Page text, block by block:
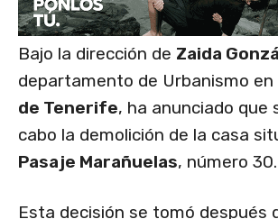
Bajo la dirección de Zaida
departamento de Urbanismo en
de Tenerife, ha anunciado que
cabo la demolición de la casa
Pasaje Marañuelas, número 30.
Esta decisión se tomó después